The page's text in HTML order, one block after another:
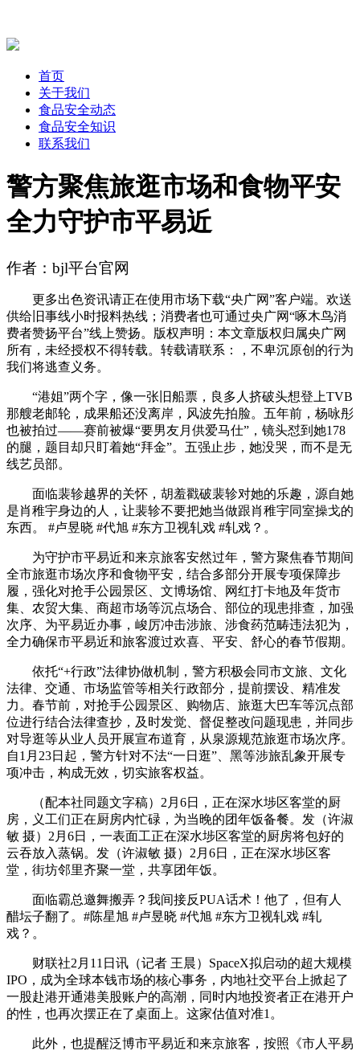
首页
关于我们
食品安全动态
食品安全知识
联系我们
警方聚焦旅逛市场和食物平安
全力守护市平易近
作者：bjl平台官网
更多出色资讯请正在使用市场下载“央广网”客户端。欢送
供给旧事线小时报料热线；消费者也可通过央广网“啄木鸟消
费者赞扬平台”线上赞扬。版权声明：本文章版权归属央广网
所有，未经授权不得转载。转载请联系：，不卑沉原创的行为
我们将逃查义务。
“港姐”两个字，像一张旧船票，良多人挤破头想登上TVB
那艘老邮轮，成果船还没离岸，风波先拍脸。五年前，杨咏彤
也被拍过——赛前被爆“要男友月供爱马仕”，镜头怼到她178
的腿，题目却只盯着她“拜金”。五强止步，她没哭，而不是无
线艺员部。
面临裴轸越界的关怀，胡羞戳破裴轸对她的乐趣，源自她
是肖稚宇身边的人，让裴轸不要把她当做跟肖稚宇同室操戈的
东西。 #卢昱晓 #代旭 #东方卫视轧戏 #轧戏？。
为守护市平易近和来京旅客安然过年，警方聚焦春节期间
全市旅逛市场次序和食物平安，结合多部分开展专项保障步
履，强化对抢手公园景区、文博场馆、网红打卡地及年货市
集、农贸大集、商超市场等沉点场合、部位的现患排查，加强
次序、为平易近办事，峻厉冲击涉旅、涉食药范畴违法犯为，
全力确保市平易近和旅客渡过欢喜、平安、舒心的春节假期。
依托“+行政”法律协做机制，警方积极会同市文旅、文化
法律、交通、市场监管等相关行政部分，提前摆设、精准发
力。春节前，对抢手公园景区、购物店、旅逛大巴车等沉点部
位进行结合法律查抄，及时发觉、督促整改问题现患，并同步
对导逛等从业人员开展宣布道育，从泉源规范旅逛市场次序。
自1月23日起，警方针对不法“一日逛”、黑等涉旅乱象开展专
项冲击，构成无效，切实旅客权益。
（配本社同题文字稿）2月6日，正在深水埗区客堂的厨
房，义工们正在厨房内忙碌，为当晚的团年饭备餐。发（许淑
敏 摄）2月6日，一表面工正在深水埗区客堂的厨房将包好的
云吞放入蒸锅。发（许淑敏 摄）2月6日，正在深水埗区客
堂，街坊邻里齐聚一堂，共享团年饭。
面临霸总邀舞搬弄？我间接反PUA话术！他了，但有人
醋坛子翻了。#陈星旭 #卢昱晓 #代旭 #东方卫视轧戏 #轧
戏？。
财联社2月11日讯（记者 王晨）SpaceX拟启动的超大规模
IPO，成为全球本钱市场的核心事务，内地社交平台上掀起了
一股赴港开通港美股账户的高潮，同时内地投资者正在港开户
的性，也再次摆正在了桌面上。这家估值对准1。
此外，也提醒泛博市平易近和来京旅客，按照《市人平易